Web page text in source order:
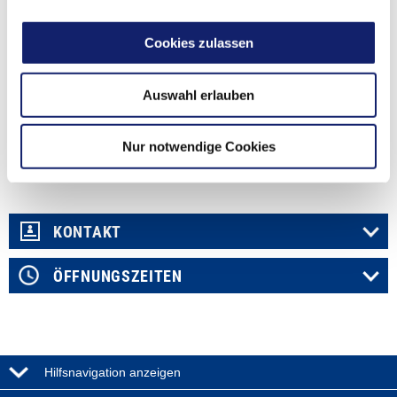
Cookies zulassen
Auswahl erlauben
Nur notwendige Cookies
Ausschuss für Landwirtschaft und Bauwesen
Ausschuss für Arbeit, Gesundheit und Soziales
Ausschuss für Mobilität, Feuerschutz und Rettungswesen
Ausschuss für Wirtschaftspolitik und Digitales
Personalausschuss
KONTAKT
ÖFFNUNGSZEITEN
Hilfsnavigation anzeigen